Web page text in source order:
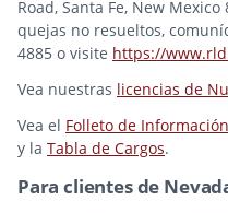
Road, Santa Fe, New
quejas no resueltos,
4885 o visite https://
Vea nuestras licencias de
Vea el Folleto de
y la Tabla de Cargos.
Para clientes de